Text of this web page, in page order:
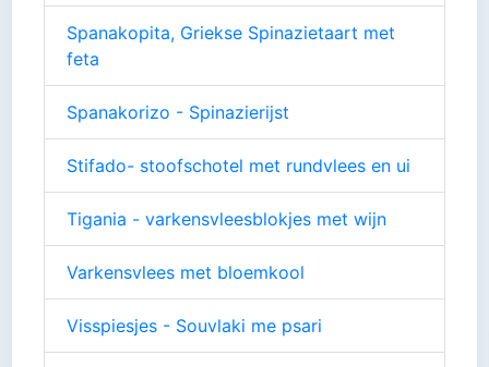
Spanakopita, Griekse Spinazietaart met
feta
Spanakorizo - Spinazierijst
Stifado- stoofschotel met rundvlees en ui
Tigania - varkensvleesblokjes met wijn
Varkensvlees met bloemkool
Visspiesjes - Souvlaki me psari